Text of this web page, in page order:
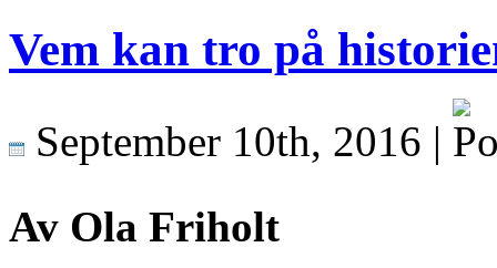
Vem kan tro på
September 10th, 2016 |
Av Ola Friholt